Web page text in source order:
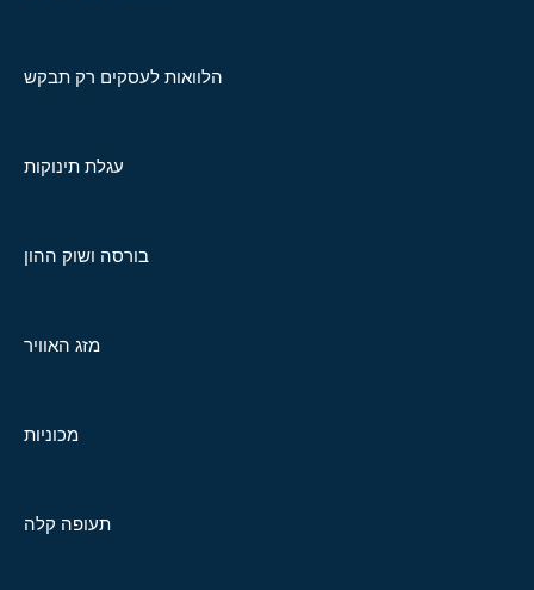
הלוואות לעסקים רק תבקש
עגלת תינוקות
בורסה ושוק ההון
מזג האוויר
מכוניות
תעופה קלה